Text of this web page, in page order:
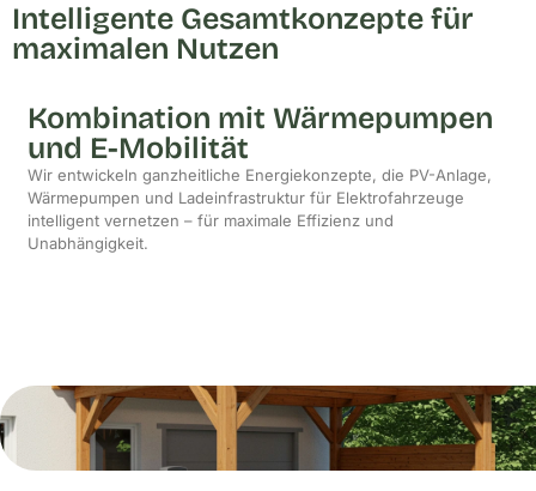
Intelligente Gesamtkonzepte für
maximalen Nutzen
Kombination mit Wärmepumpen
und E-Mobilität
Wir entwickeln ganzheitliche Energiekonzepte, die PV-Anlage,
Wärmepumpen und Ladeinfrastruktur für Elektrofahrzeuge
intelligent vernetzen – für maximale Effizienz und
Unabhängigkeit.